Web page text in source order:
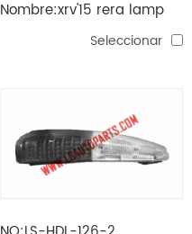
Nombre:xrv'15 rera lamp
Seleccionar